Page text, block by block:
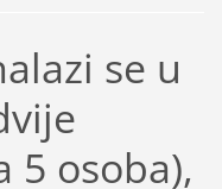
se u
5 osoba),